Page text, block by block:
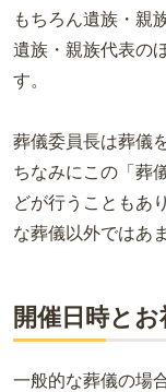
もちろん遺族・親
遺族・親族代表の
す。
葬儀委員長は葬儀
ちなみにこの「葬
どが行うこともあ
な葬儀以外ではあ
開催日時と
一般的な葬儀の場